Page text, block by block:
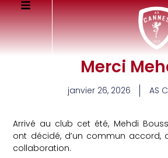
Merci
janvier 26, 2026 AS
Arrivé au club cet été, Mehdi
ont décidé, d’un commun accord,
collaboration.